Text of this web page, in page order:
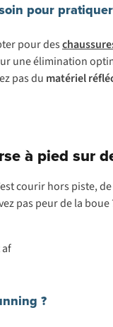
pour
pour des
une élimination
pas du matériel
à pied sur
courir hors piste,
pas peur de la
?